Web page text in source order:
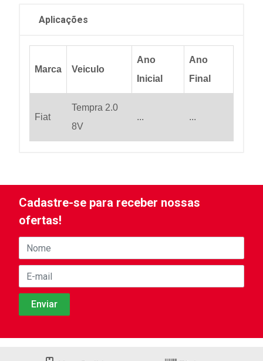
Aplicações
Marca Veiculo
Ano
Inicial
Ano
Final
Fiat
Tempra 2.0
8V
... ...
Cadastre-se para receber nossas
ofertas!